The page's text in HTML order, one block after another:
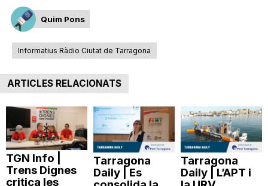
Quim Pons
Informatius Ràdio Ciutat de Tarragona
ARTICLES RELACIONATS
TGN Info |
Trens Dignes
critica les
Tarragona
Daily | Es
Tarragona
Daily | L’APT i